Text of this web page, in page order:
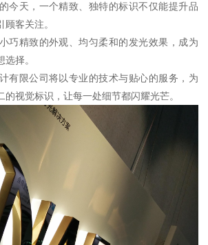
今天，一个精致、独特的标识不仅能提升品
客关注。
巧精致的外观、均匀柔和的发光效果，成为
择。
有限公司将以专业的技术与贴心的服务，为
视觉标识，让每一处细节都闪耀光芒。